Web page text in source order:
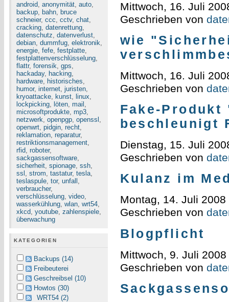
android, anonymität, auto,
backup, bahn, bruce
schneier, ccc, cctv, chat,
cracking, datenrettung,
datenschutz, datenverlust,
debian, dummfug, elektronik,
energie, fefe, festplatte,
festplattenverschlüsselung,
flattr, forensik, gps,
hackaday, hacking,
hardware, historisches,
humor, internet, juristen,
kryoattacke, kunst, linux,
lockpicking, löten, mail ,
microsoftprodukte, mp3,
netzwerk, openpgp, openssl ,
openwrt, pidgin, recht,
reklamation, reparatur,
restriktionsmanagement,
rfid, roboter,
sackgassensoftware,
sicherheit, spionage, ssh,
ssl , strom, tastatur, tesla,
teslaspule, tor, unfall ,
verbraucher,
verschlüsselung, video,
wasserkühlung, wlan, wrt54,
xkcd, youtube, zahlenspiele,
überwachung
KATEGORIEN
Backups (14)
Freibeuterei
Geschreibsel (10)
Howtos (30)
WRT54 (2)
Mittwoch, 16. Juli
Geschrieben von
wie
Mittwoch, 16. Juli
Geschrieben von
Fake-
beschleunigt
Dienstag, 15. Juli
Geschrieben von
Kulanz im
Montag, 14. Juli 2008
Geschrieben von
Blogpflicht
Mittwoch, 9. Juli 2008
Geschrieben von